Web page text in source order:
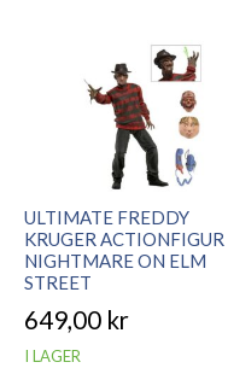
ULTIMATE FREDDY
KRUGER ACTIONFIGUR
NIGHTMARE ON ELM
STREET
649,00 kr
I LAGER